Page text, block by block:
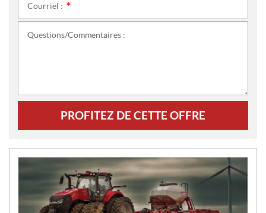
Courriel :
Questions/Commentaires :
PROFITEZ DE CETTE OFFRE
N
O
V